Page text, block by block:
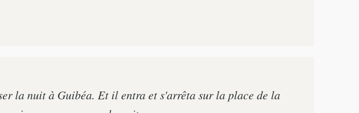
la nuit à Guibéa. Et il entra et s'arrêta sur la place de la